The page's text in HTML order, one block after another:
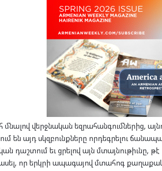
վերջնական եզրահանգումներից,
են այդ սկզբունքները որդեգրելու
դաշտում եւ ցրելով այն
ասել, որ երկրի ապագայով մտահոգ